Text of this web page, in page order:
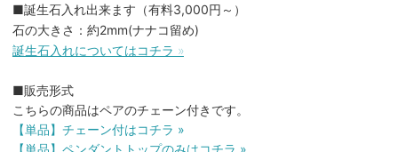
■誕生石入れ出来ます（有料3,000円～）
石の大きさ：約2mm(ナナコ留め)
誕生石入れについてはコチラ »
■販売形式
こちらの商品はペアのチェーン付きです。
【単品】チェーン付はコチラ »
【単品】ペンダントトップのみはコチラ »